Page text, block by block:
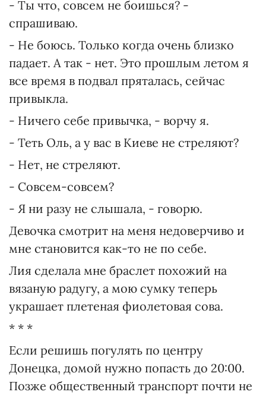
- Ты что, совсем не боишься? -
спрашиваю.
- Не боюсь. Только когда очень близко
падает. А так - нет. Это прошлым летом я
все время в подвал пряталась, сейчас
привыкла.
- Ничего себе привычка, - ворчу я.
- Теть Оль, а у вас в Киеве не стреляют?
- Нет, не стреляют.
- Совсем-совсем?
- Я ни разу не слышала, - говорю.
Девочка смотрит на меня недоверчиво и
мне становится как-то не по себе.
Лия сделала мне браслет похожий на
вязаную радугу, а мою сумку теперь
украшает плетеная фиолетовая сова.
* * *
Если решишь погулять по центру
Донецка, домой нужно попасть до 20:00.
Позже общественный транспорт почти не